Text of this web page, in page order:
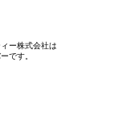
ー株式会社は
です。